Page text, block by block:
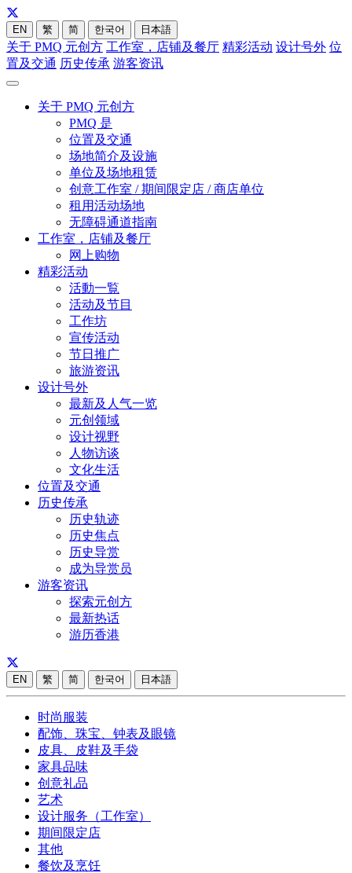
EN 繁 简 한국어 日本語
关于 PMQ 元创方 工作室，店铺及餐厅 精彩活动 设计号外 位
置及交通 历史传承 游客资讯
关于 PMQ 元创方
PMQ 是
位置及交通
场地简介及设施
单位及场地租赁
创意工作室 / 期间限定店 / 商店单位
租用活动场地
无障碍通道指南
工作室，店铺及餐厅
网上购物
精彩活动
活動一覧
活动及节目
工作坊
宣传活动
节日推广
旅游资讯
设计号外
最新及人气一览
元创领域
设计视野
人物访谈
文化生活
位置及交通
历史传承
历史轨迹
历史焦点
历史导赏
成为导赏员
游客资讯
探索元创方
最新热话
游历香港
EN 繁 简 한국어 日本語
时尚服装
配饰、珠宝、钟表及眼镜
皮具、皮鞋及手袋
家具品味
创意礼品
艺术
设计服务（工作室）
期间限定店
其他
餐饮及烹饪